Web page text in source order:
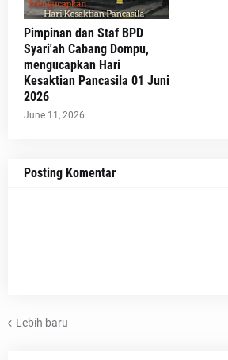
Pimpinan dan Staf BPD
Syari'ah Cabang Dompu,
mengucapkan Hari
Kesaktian Pancasila 01 Juni
2026
June 11, 2026
Posting Komentar
Lebih baru